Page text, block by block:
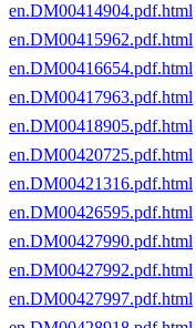
en.DM00414904.pdf.html
en.DM00415962.pdf.html
en.DM00416654.pdf.html
en.DM00417963.pdf.html
en.DM00418905.pdf.html
en.DM00420725.pdf.html
en.DM00421316.pdf.html
en.DM00426595.pdf.html
en.DM00427990.pdf.html
en.DM00427992.pdf.html
en.DM00427997.pdf.html